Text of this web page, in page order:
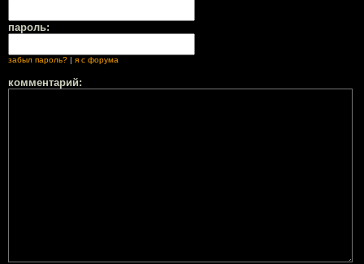
пароль:
забыл пароль? | я с форума
комментарий: